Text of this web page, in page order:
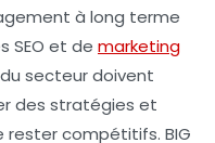
à long terme
SEO et de marketing
secteur doivent
des stratégies et
rester compétitifs. BIG